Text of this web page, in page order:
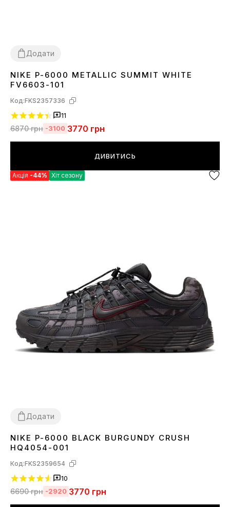
Додати
3637 38 3940 41 4243 4445
NIKE P-6000 METALLIC SUMMIT WHITE
FV6603-101
Код:FKS2357336
11
6870грн -3100 3770 грн
ДИВИТИСЬ
Акція -44% Хіт сезону
Додати
3637 38 3940 41 42 44
NIKE P-6000 BLACK BURGUNDY CRUSH
HQ4054-001
Код:FKS2359654
10
6690грн -2920 3770 грн